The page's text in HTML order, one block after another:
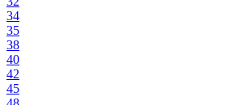
34
35
38
40
42
45